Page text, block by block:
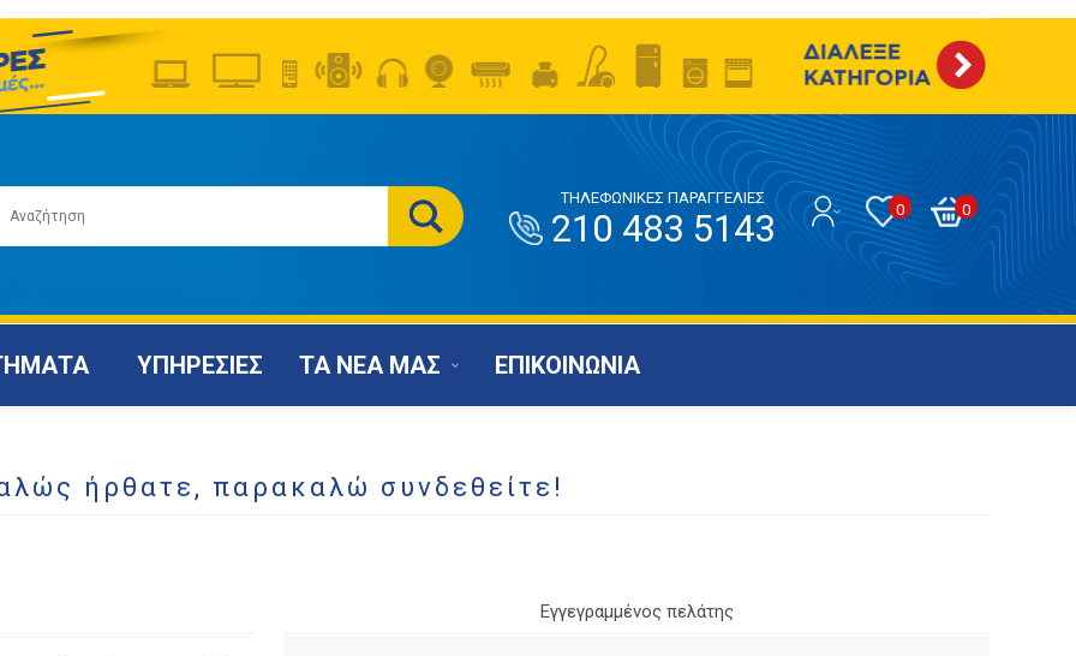
0
0
ΤΗΛΕΦΩΝΙΚΕΣ ΠΑΡΑΓΓΕΛΙΕΣ
210 483 5143
ΥΠΗΡΕΣΙΕΣ ΤΑ ΝΕΑ ΜΑΣ ΕΠΙΚΟΙΝΩΝΙΑ
ήρθατε, παρακαλώ συνδεθείτε!
Εγγεγραμμένος πελάτης